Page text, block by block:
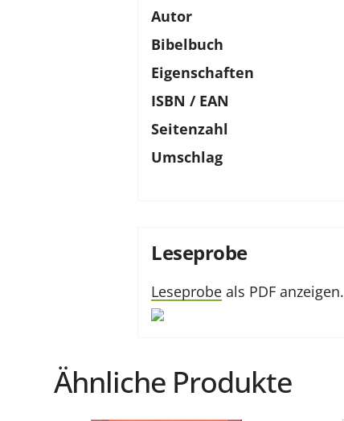
Autor
Bibelbuch
Eigenschaften
ISBN / EAN
Seitenzahl
Umschlag
Leseprobe
Leseprobe als PDF anzeigen.
Ähnliche Produkte